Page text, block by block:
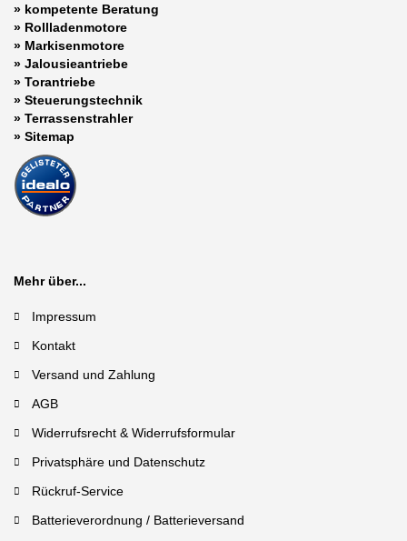
» kompetente Beratung
» Rollladenmotore
» Markisenmotore
» Jalousieantriebe
» Torantriebe
» Steuerungstechnik
» Terrassenstrahler
» Sitemap
Mehr über...
Impressum
Kontakt
Versand und Zahlung
AGB
Widerrufsrecht & Widerrufsformular
Privatsphäre und Datenschutz
Rückruf-Service
Batterieverordnung / Batterieversand